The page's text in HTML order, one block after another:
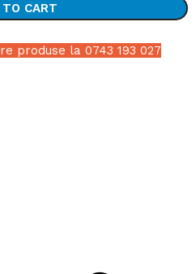
CART
produse la 0743 193 027